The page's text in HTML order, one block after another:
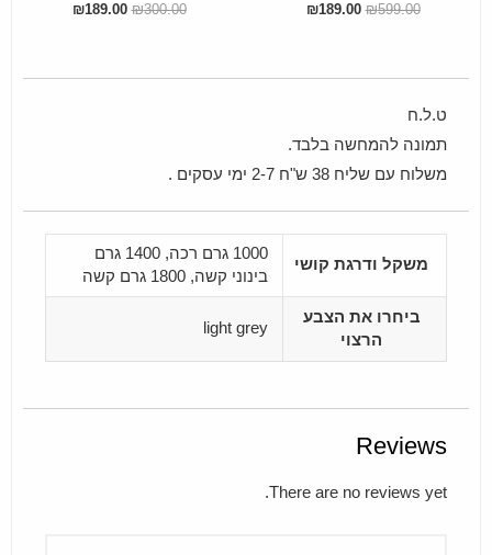
₪599.00
₪189.00
₪300.00
₪189.00
ט.ל.ח
תמונה להמחשה בלבד.
משלוח עם שליח 38 ש"ח 2-7 ימי עסקים .
משקל ודרגת קושי
1000 גרם רכה, 1400 גרם
בינוני קשה, 1800 גרם קשה
ביחרו את הצבע
הרצוי
light grey
Reviews
There are no reviews yet.